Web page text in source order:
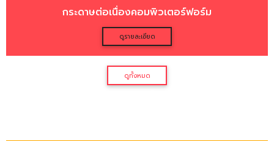
กระดาษต่อเนื่องคอมพิวเตอร์ฟอร์ม
ดูรายละเอียด
ดูทั้งหมด